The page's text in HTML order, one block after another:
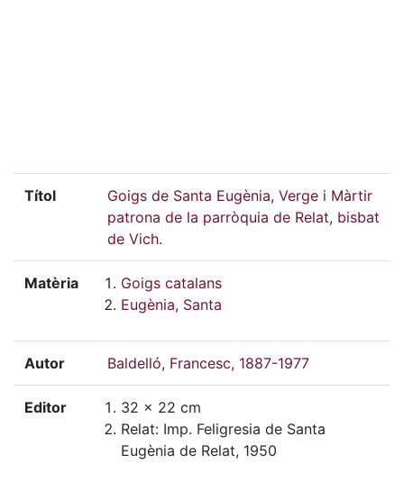
Títol
Goigs de Santa Eugènia, Verge i Màrtir
patrona de la parròquia de Relat, bisbat
de Vich.
Matèria
Goigs catalans
Eugènia, Santa
Autor Baldelló, Francesc, 1887-1977
Editor
32 x 22 cm
Relat: Imp. Feligresia de Santa
Eugènia de Relat, 1950